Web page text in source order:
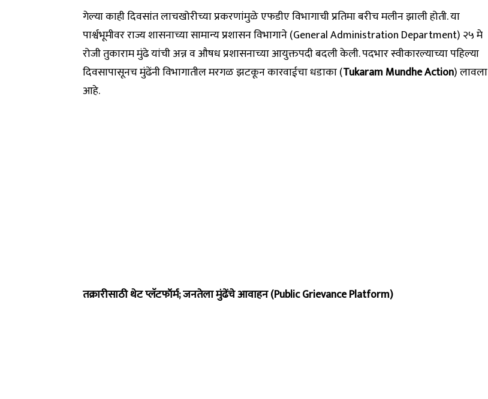
गेल्या काही दिवसांत लाचखोरीच्या प्रकरणांमुळे एफडीए विभागाची प्रतिमा बरीच मलीन झाली होती. या
पार्श्वभूमीवर राज्य शासनाच्या सामान्य प्रशासन विभागाने (General Administration Department) २५ मे
रोजी तुकाराम मुंढे यांची अन्न व औषध प्रशासनाच्या आयुक्तपदी बदली केली. पदभार स्वीकारल्याच्या पहिल्या
दिवसापासूनच मुंढेंनी विभागातील मरगळ झटकून कारवाईचा धडाका (Tukaram Mundhe Action) लावला
आहे.
तक्रारीसाठी थेट प्लॅटफॉर्म; जनतेला मुंढेंचे आवाहन (Public Grievance Platform)